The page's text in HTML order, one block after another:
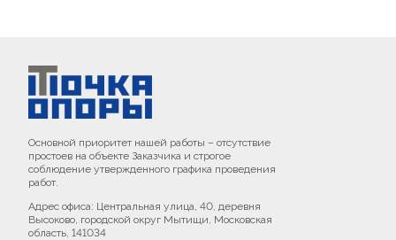
Основной приоритет нашей работы – отсутствие
простоев на объекте Заказчика и строгое
соблюдение утвержденного графика проведения
работ.
Адрес офиса: Центральная улица, 40, деревня
Высоково, городской округ Мытищи, Московская
область, 141034